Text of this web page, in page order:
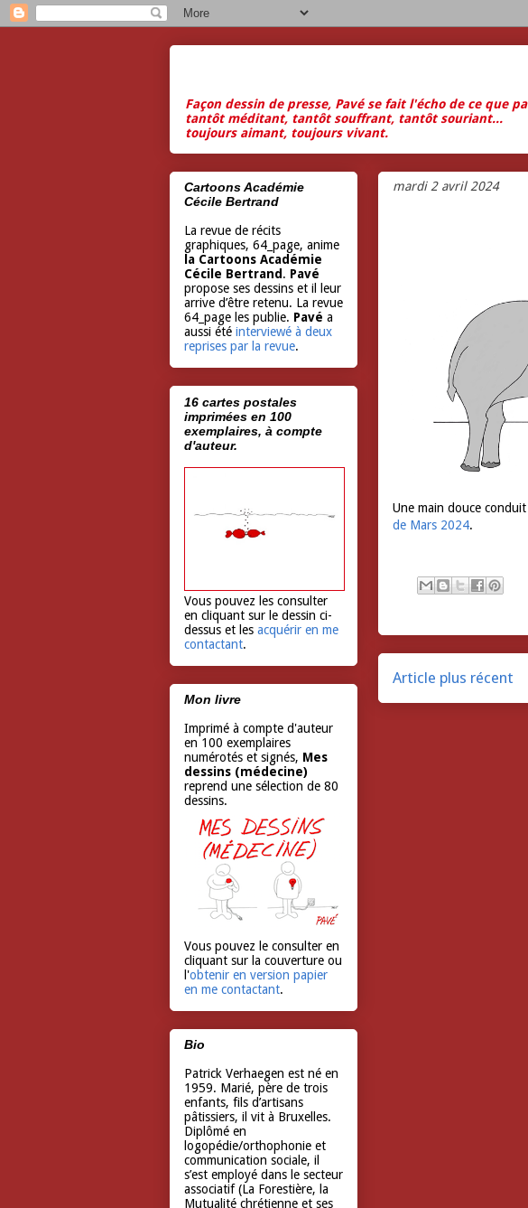
Façon dessin de presse, Pavé se fait l'écho de ce que
tantôt méditant, tantôt souffrant, tantôt souriant...
toujours aimant, toujours vivant.
mardi 2 avril 2024
Une main douce
de Mars 2024.
Article plus récent
Cartoons Académie
Cécile Bertrand
La revue de récits
graphiques, 64_page, anime
la Cartoons Académie
Cécile Bertrand. Pavé
propose ses dessins et il leur
arrive d’être retenu. La revue
64_page les publie. Pavé a
aussi été interviewé à deux
reprises par la revue.
16 cartes postales
imprimées en 100
exemplaires, à compte
d'auteur.
Vous pouvez les consulter
en cliquant sur le dessin ci-
dessus et les acquérir en me
contactant.
Mon livre
Imprimé à compte d'auteur
en 100 exemplaires
numérotés et signés, Mes
dessins (médecine)
reprend une sélection de 80
dessins.
Vous pouvez le consulter en
cliquant sur la couverture ou
l'obtenir en version papier
en me contactant.
Bio
Patrick Verhaegen est né en
1959. Marié, père de trois
enfants, fils d’artisans
pâtissiers, il vit à Bruxelles.
Diplômé en
logopédie/orthophonie et
communication sociale, il
s’est employé dans le secteur
associatif (La Forestière, la
Mutualité chrétienne et ses